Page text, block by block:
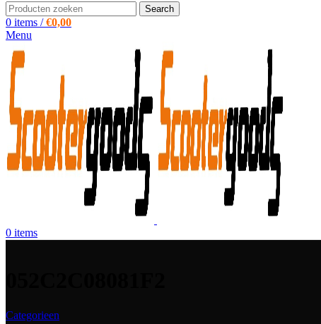
Search
0 items / €0,00
Menu
0 items
Categorieen